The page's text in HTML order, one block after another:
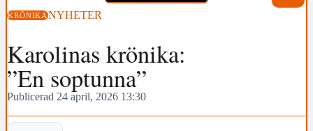
KRÖNIKANYHETER
Karolinas krönika:
”En soptunna”
Publicerad 24 april, 2026 13:30